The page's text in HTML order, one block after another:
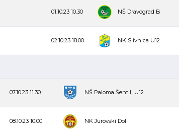
01.10.23 10.30 NŠ Dravograd B
02.10.23 18.00 NK Slivnica U12
07.10.23 11.30 NŠ Paloma Šentilj U12
08.10.23 10.00 NK Jurovski Dol